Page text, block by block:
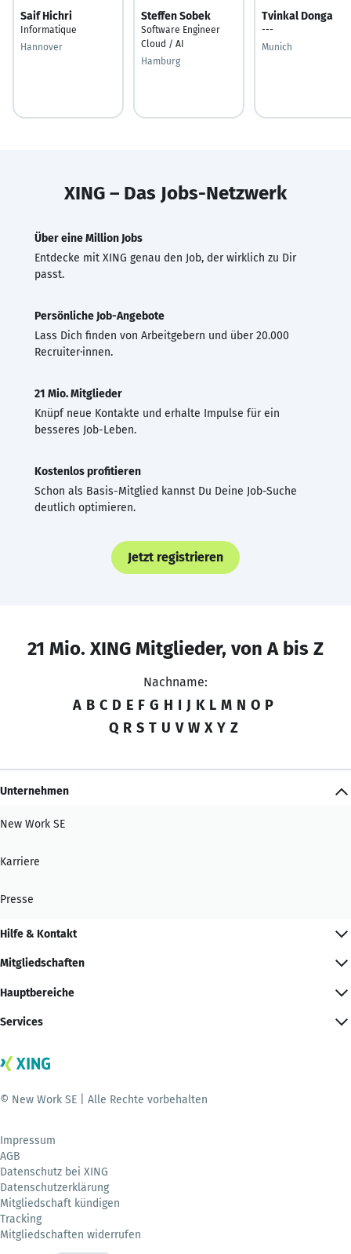
Saif Hichri
Informatique
Hannover
Steffen Sobek
Software Engineer
Cloud / AI
Hamburg
Tvinkal Donga
---
Munich
XING – Das Jobs-Netzwerk
Über eine Million Jobs
Entdecke mit XING genau den Job, der wirklich zu Dir
passt.
Persönliche Job-Angebote
Lass Dich finden von Arbeitgebern und über 20.000
Recruiter·innen.
21 Mio. Mitglieder
Knüpf neue Kontakte und erhalte Impulse für ein
besseres Job-Leben.
Kostenlos profitieren
Schon als Basis-Mitglied kannst Du Deine Job-Suche
deutlich optimieren.
Jetzt registrieren
21 Mio. XING Mitglieder, von A bis Z
Nachname:
A B C D E F G H I J K L M N O P
Q R S T U V W X Y Z
Unternehmen
New Work SE
Karriere
Presse
Hilfe & Kontakt
Mitgliedschaften
Hauptbereiche
Services
© New Work SE | Alle Rechte vorbehalten
Impressum
AGB
Datenschutz bei XING
Datenschutzerklärung
Mitgliedschaft kündigen
Tracking
Mitgliedschaften widerrufen